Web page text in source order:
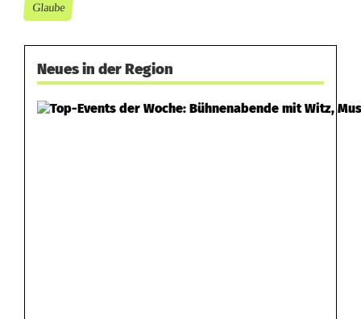
Glaube
Neues in der Region